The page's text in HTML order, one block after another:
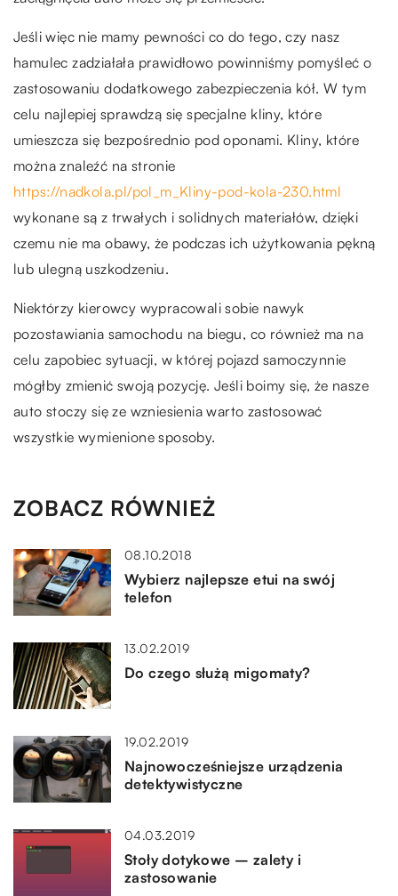
Jeśli więc nie mamy pewności co do tego, czy nasz
hamulec zadziałała prawidłowo powinniśmy pomyśleć o
zastosowaniu dodatkowego zabezpieczenia kół. W tym
celu najlepiej sprawdzą się specjalne kliny, które
umieszcza się bezpośrednio pod oponami. Kliny, które
można znaleźć na stronie
https://nadkola.pl/pol_m_Kliny-pod-kola-230.html
wykonane są z trwałych i solidnych materiałów, dzięki
czemu nie ma obawy, że podczas ich użytkowania pękną
lub ulegną uszkodzeniu.
Niektórzy kierowcy wypracowali sobie nawyk
pozostawiania samochodu na biegu, co również ma na
celu zapobiec sytuacji, w której pojazd samoczynnie
mógłby zmienić swoją pozycję. Jeśli boimy się, że nasze
auto stoczy się ze wzniesienia warto zastosować
wszystkie wymienione sposoby.
ZOBACZ RÓWNIEŻ
08.10.2018
Wybierz najlepsze etui na swój
telefon
13.02.2019
Do czego służą migomaty?
19.02.2019
Najnowocześniejsze urządzenia
detektywistyczne
04.03.2019
Stoły dotykowe – zalety i
zastosowanie